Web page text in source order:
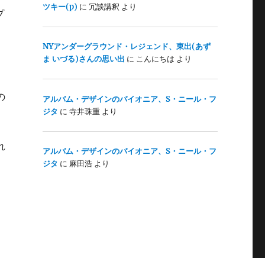
ツキー(p) に 冗談講釈 より
NYアンダーグラウンド・レジェンド、東出(あず
ま いづる)さんの思い出 に こんにちは より
アルバム・デザインのパイオニア、S・ニール・フ
ジタ に 寺井珠重より
アルバム・デザインのパイオニア、S・ニール・フ
ジタ に 麻田浩より